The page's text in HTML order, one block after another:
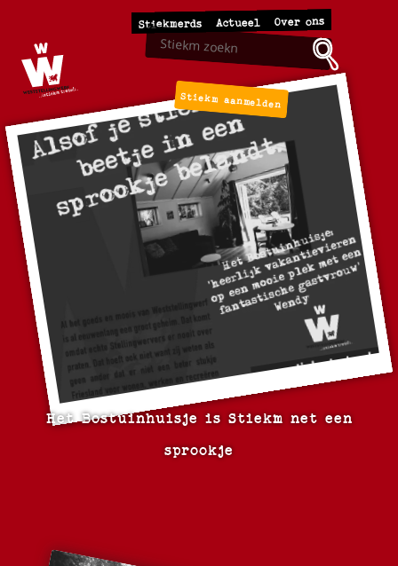
Stiekmerds Actueel Over ons
Stiekm aanmelden
Het Bostuinhuisje is Stiekm net een
sprookje